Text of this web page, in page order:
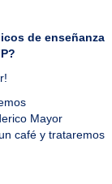
de enseñanza
Mayor
café y trataremos